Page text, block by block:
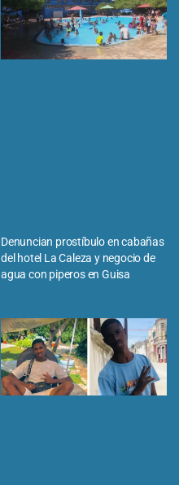
Denuncian prostíbulo en cabañas
del hotel La Caleza y negocio de
agua con piperos en Guisa